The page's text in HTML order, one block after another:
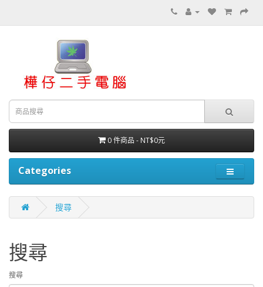
0 件商品 - NT$0元
Categories
搜尋
搜尋
搜尋